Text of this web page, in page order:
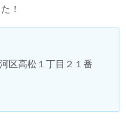
！
区高松１丁目２１番